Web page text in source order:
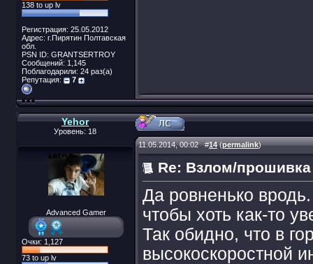
138 to up lv
Регистрация: 25.05.2012
Адрес: г.Пирятин Полтавская
обл.
PSN ID: GRANTSERTROY
Сообщений: 1,145
Поблагодарили: 24 раз(а)
Репутация:
7
Yehor
Уровень: 18
Advanced Gamer
Очки: 1,127
73 to up lv
11.05.2014, 00:02#14(permalink)
Re: Взлом/прошивка
Да ровненько
чтобы хоть как-то
Так обидно, что в
высокоскоростной